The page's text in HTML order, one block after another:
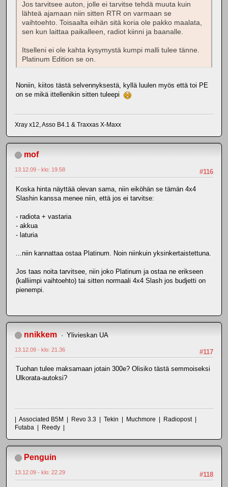
Jos tarvitsee auton, jolle ei tarvitse tehdä muuta kuin
lähteä ajamaan niin sitten RTR on varmaan se
vaihtoehto. Toisaalta eihän sitä koria ole pakko maalata,
sen kun laittaa paikalleen, radiot kiinni ja baanalle.
Itselleni ei ole kahta kysymystä kumpi malli tulee tänne.
Platinum Edition se on.
Noniin, kiitos tästä selvennyksestä, kyllä luulen myös että toi PE
on se mikä ittellenikin sitten tuleepi
Xray x12, Asso B4.1 & Traxxas X-Maxx
mof
#116
13.12.09 - klo: 19.58
Koska hinta näyttää olevan sama, niin eiköhän se tämän 4x4
Slashin kanssa menee niin, että jos ei tarvitse:
- radiota + vastaria
- akkua
- laturia
...niin kannattaa ostaa Platinum. Noin niinkuin yksinkertaistettuna.
Jos taas noita tarvitsee, niin joko Platinum ja ostaa ne erikseen
(kalliimpi vaihtoehto) tai sitten normaali 4x4 Slash jos budjetti on
pienempi.
nnikkem Ylivieskan UA
#117
13.12.09 - klo: 21.36
Tuohan tulee maksamaan jotain 300e? Olisiko tästä semmoiseksi
Ulkorata-autoksi?
| Associated B5M | Revo 3.3 | Tekin | Muchmore | Radiopost |
Futaba | Reedy |
Penguin
#118
13.12.09 - klo: 22.29